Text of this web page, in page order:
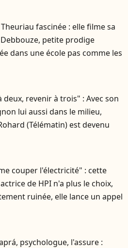
fascinée : elle filme sa
petite prodige
dans une école pas comme les
deux, revenir à trois" : Avec son
lui aussi dans le milieu,
(Télématin) est devenu
couper l'électricité" : cette
de HPI n'a plus le choix,
ruinée, elle lance un appel
psychologue, l'assure :